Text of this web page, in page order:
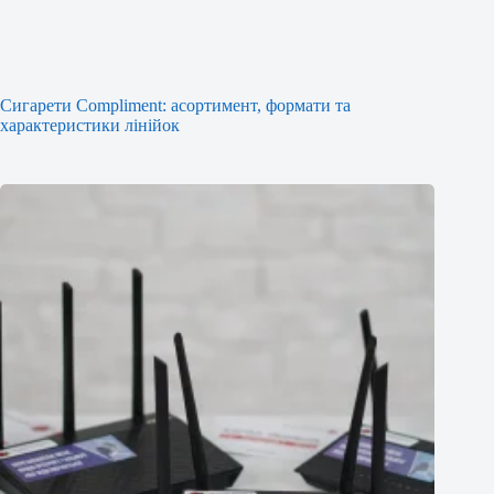
Сигарети Compliment: асортимент, формати та
характеристики лінійок